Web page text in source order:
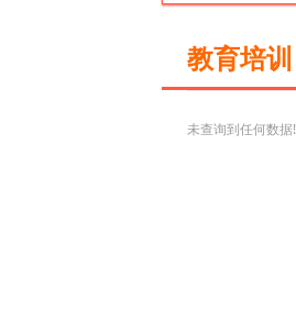
教育培训
未查询到任何数据!